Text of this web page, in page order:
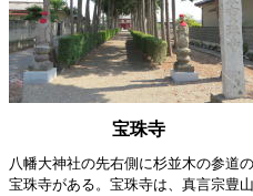
宝珠寺
八幡大神社の先右側に杉並木の参道の
宝珠寺がある。宝珠寺は、真言宗豊山